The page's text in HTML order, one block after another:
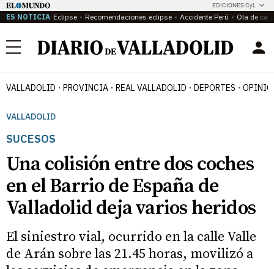
EDICIONES CyL
ES NOTICIA Eclipse Recomendaciones eclipse Accidente Perú Ola de
Menú
VALLADOLID PROVINCIA REAL VALLADOLID DEPORTES
VALLADOLID
SUCESOS
Una colisión entre dos coches
en el Barrio de España de
Valladolid deja varios heridos
El siniestro vial, ocurrido en la calle Valle
de Arán sobre las 21.45 horas, movilizó a